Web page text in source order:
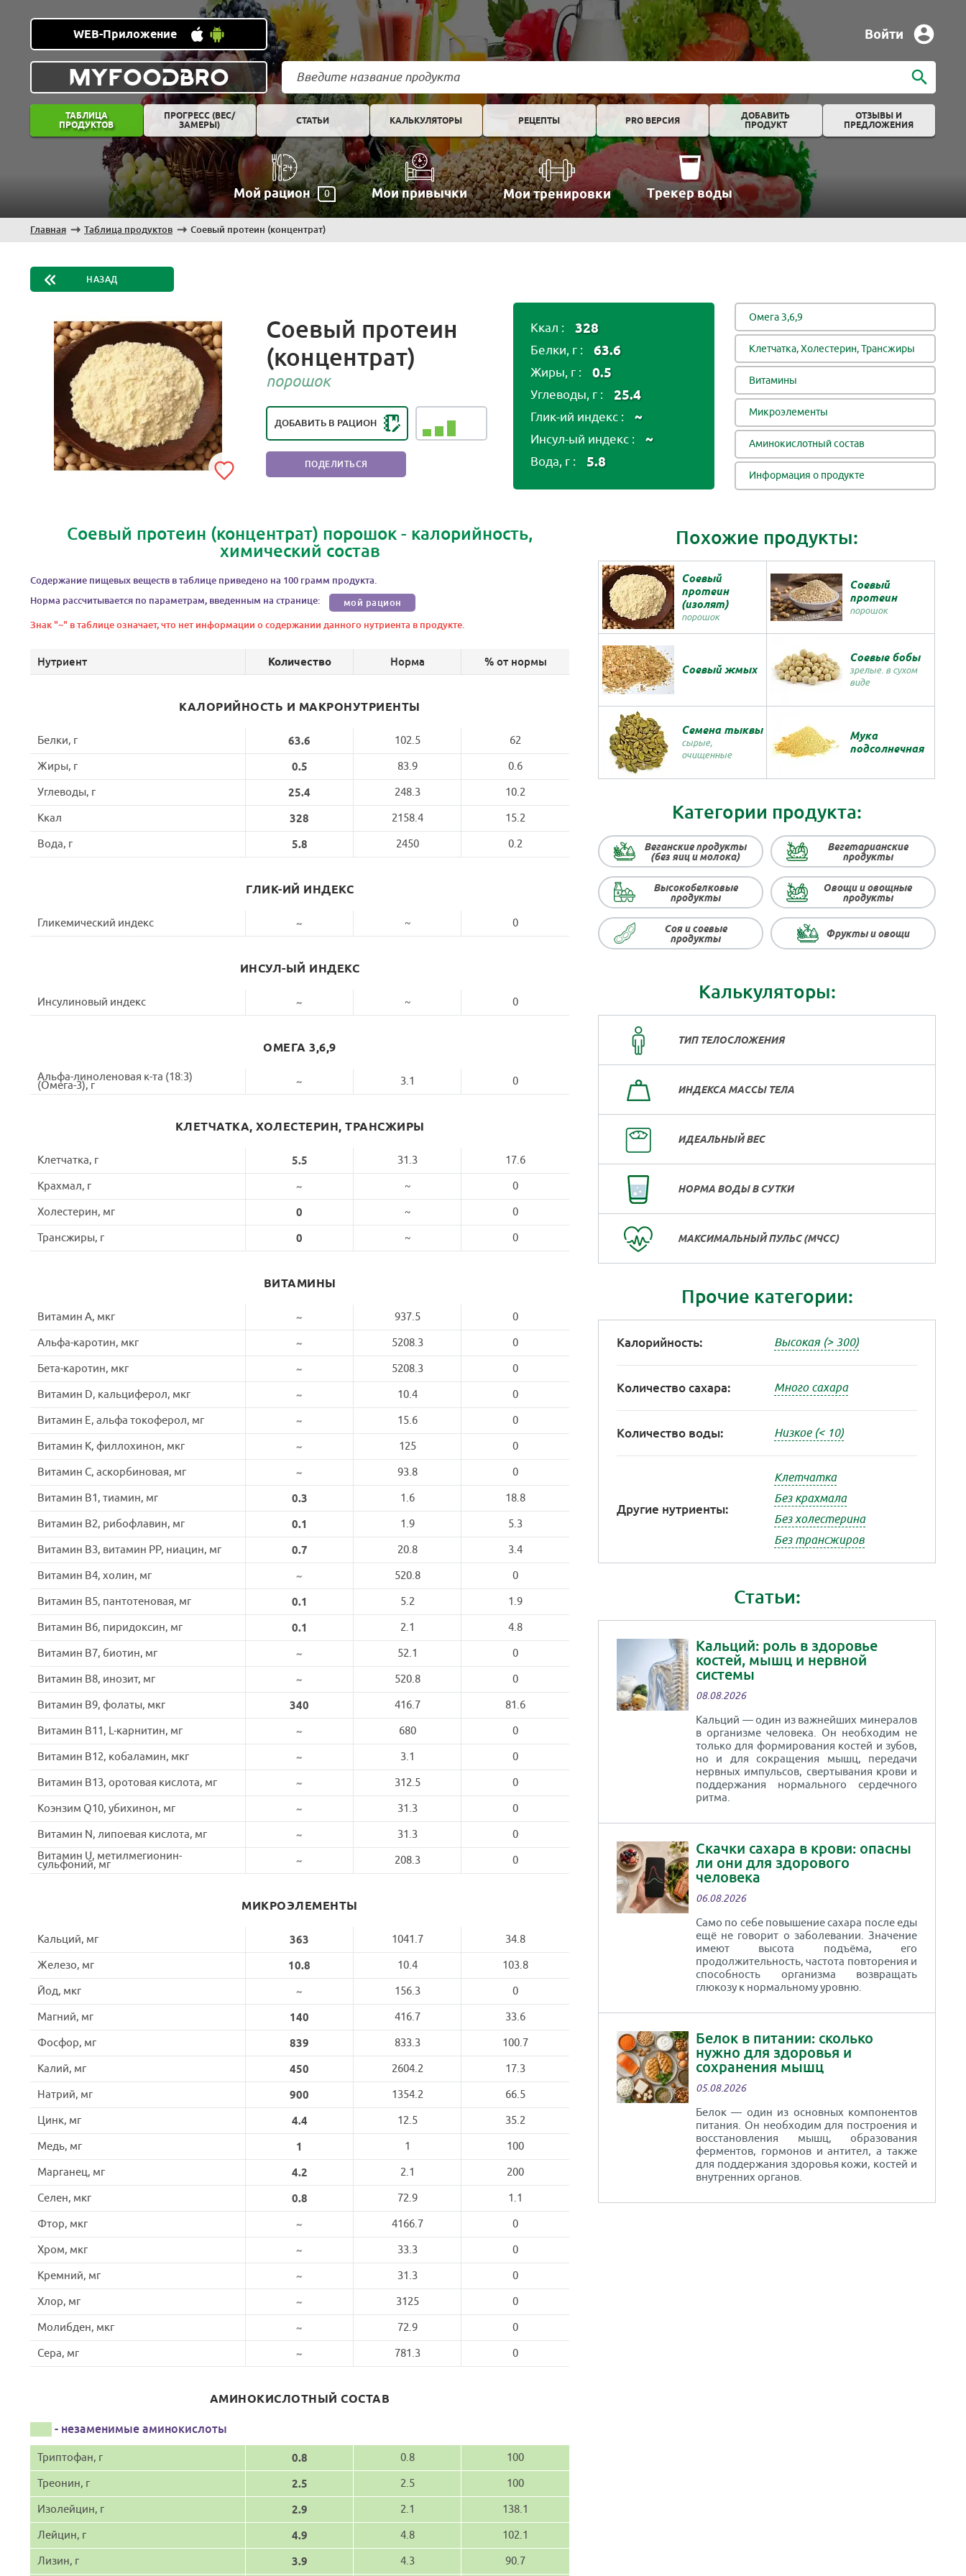
WEB-Приложение Войти
MYFOODBRO
ТАБЛИЦА
ПРОДУКТОВ
ПРОГРЕСС (ВЕС/
ЗАМЕРЫ)
СТАТЬИ КАЛЬКУЛЯТОРЫ РЕЦЕПТЫ PRO ВЕРСИЯ
ДОБАВИТЬ
ПРОДУКТ
ОТЗЫВЫ И
ПРЕДЛОЖЕНИЯ
Мой рацион 0 Мои привычки Мои тренировки Трекер воды
Главная Таблица продуктов Соевый протеин (концентрат)
НАЗАД
Соевый протеин
(концентрат)
порошок
ДОБАВИТЬ В РАЦИОН
РЕЙТИНГ ПОЛЕЗНОСТИ ПРОДУКТА:
ПОЛЕЗЕН В НЕБОЛЬШИХ
КОЛИЧЕСТВАХ
ПОДЕЛИТЬСЯ
Ккал : 328
Белки, г : 63.6
Жиры, г : 0.5
Углеводы, г : 25.4
Глик-ий индекс : ~
Инсул-ый индекс : ~
Вода, г : 5.8
Омега 3,6,9
Клетчатка, Холестерин, Трансжиры
Витамины
Микроэлементы
Аминокислотный состав
Информация о продукте
Соевый протеин (концентрат) порошок - калорийность,
химический состав
Содержание пищевых веществ в таблице приведено на 100 грамм продукта.
Норма рассчитывается по параметрам, введенным на странице:
мой рацион
Знак "~" в таблице означает, что нет информации о содержании данного нутриента в продукте.
Нутриент Количество Норма % от нормы
КАЛОРИЙНОСТЬ И МАКРОНУТРИЕНТЫ
Белки, г 63.6 102.5
62
Жиры, г
0.5 83.9
0.6
Углеводы, г
25.4 248.3
10.2
Ккал
328 2158.4
15.2
Вода, г
5.8 2450 0.2
ГЛИК-ИЙ ИНДЕКС
Гликемический индекс ~ ~ 0
ИНСУЛ-ЫЙ ИНДЕКС
Инсулиновый индекс ~ ~ 0
ОМЕГА 3,6,9
Альфа-линоленовая к-та (18:3)
(Омега-3), г ~ 3.1 0
КЛЕТЧАТКА, ХОЛЕСТЕРИН, ТРАНСЖИРЫ
Клетчатка, г 5.5 31.3
17.6
Крахмал, г
~ ~
0
Холестерин, мг
0 ~
0
Трансжиры, г
0 ~ 0
ВИТАМИНЫ
Витамин A, мкг ~ 937.5
0
Альфа-каротин, мкг
~ 5208.3
0
Бета-каротин, мкг
~ 5208.3
0
Витамин D, кальциферол, мкг
~ 10.4
0
Витамин E, альфа токоферол, мг
~ 15.6
0
Витамин K, филлохинон, мкг
~ 125
0
Витамин C, аскорбиновая, мг
~ 93.8
0
Витамин B1, тиамин, мг
0.3 1.6
18.8
Витамин B2, рибофлавин, мг
0.1 1.9
5.3
Витамин B3, витамин PP, ниацин, мг
0.7 20.8
3.4
Витамин B4, холин, мг
~ 520.8
0
Витамин B5, пантотеновая, мг
0.1 5.2
1.9
Витамин B6, пиридоксин, мг
0.1 2.1
4.8
Витамин B7, биотин, мг
~ 52.1
0
Витамин B8, инозит, мг
~ 520.8
0
Витамин B9, фолаты, мкг
340 416.7
81.6
Витамин B11, L-карнитин, мг
~ 680
0
Витамин B12, кобаламин, мкг
~ 3.1
0
Витамин B13, оротовая кислота, мг
~ 312.5
0
Коэнзим Q10, убихинон, мг
~ 31.3
0
Витамин N, липоевая кислота, мг
~ 31.3
0
Витамин U, метилмегионин-
сульфоний, мг ~ 208.3 0
МИКРОЭЛЕМЕНТЫ
Кальций, мг 363 1041.7
34.8
Железо, мг
10.8 10.4
103.8
Йод, мкг
~ 156.3
0
Магний, мг
140 416.7
33.6
Фосфор, мг
839 833.3
100.7
Калий, мг
450 2604.2
17.3
Натрий, мг
900 1354.2
66.5
Цинк, мг
4.4 12.5
35.2
Медь, мг
1 1
100
Марганец, мг
4.2 2.1
200
Селен, мкг
0.8 72.9
1.1
Фтор, мкг
~ 4166.7
0
Хром, мкг
~ 33.3
0
Кремний, мг
~ 31.3
0
Хлор, мг
~ 3125
0
Молибден, мкг
~ 72.9
0
Сера, мг
~ 781.3 0
АМИНОКИСЛОТНЫЙ СОСТАВ
- незаменимые аминокислоты
Триптофан, г 0.8 0.8
100
Треонин, г
2.5 2.5
100
Изолейцин, г
2.9 2.1
138.1
Лейцин, г
4.9 4.8
102.1
Лизин, г
3.9 4.3 90.7
Похожие продукты:
Соевый
протеин
(изолят)
порошок
Соевый
протеин
порошок
Соевый жмых
Соевые бобы
зрелые. в сухом
виде
Семена тыквы
сырые,
очищенные
Мука
подсолнечная
Категории продукта:
Веганские продукты
(без яиц и молока)
Вегетарианские
продукты
Высокобелковые
продукты
Овощи и овощные
продукты
Соя и соевые
продукты
Фрукты и овощи
Калькуляторы:
ТИП ТЕЛОСЛОЖЕНИЯ
ИНДЕКСА МАССЫ ТЕЛА
ИДЕАЛЬНЫЙ ВЕС
НОРМА ВОДЫ В СУТКИ
МАКСИМАЛЬНЫЙ ПУЛЬС (МЧСС)
Прочие категории:
Калорийность: Высокая (> 300)
Количество сахара: Много сахара
Количество воды: Низкое (< 10)
Другие нутриенты:
Клетчатка
Без крахмала
Без холестерина
Без трансжиров
Статьи:
Кальций: роль в здоровье
костей, мышц и нервной
системы
08.08.2026
Кальций — один из важнейших минералов
в организме человека. Он необходим не
только для формирования костей и зубов,
но и для сокращения мышц, передачи
нервных импульсов, свертывания крови и
поддержания нормального сердечного
ритма.
Скачки сахара в крови: опасны
ли они для здорового
человека
06.08.2026
Само по себе повышение сахара после еды
ещё не говорит о заболевании. Значение
имеют высота подъёма, его
продолжительность, частота повторения и
способность организма возвращать
глюкозу к нормальному уровню.
Белок в питании: сколько
нужно для здоровья и
сохранения мышц
05.08.2026
Белок — один из основных компонентов
питания. Он необходим для построения и
восстановления мышц, образования
ферментов, гормонов и антител, а также
для поддержания здоровья кожи, костей и
внутренних органов.